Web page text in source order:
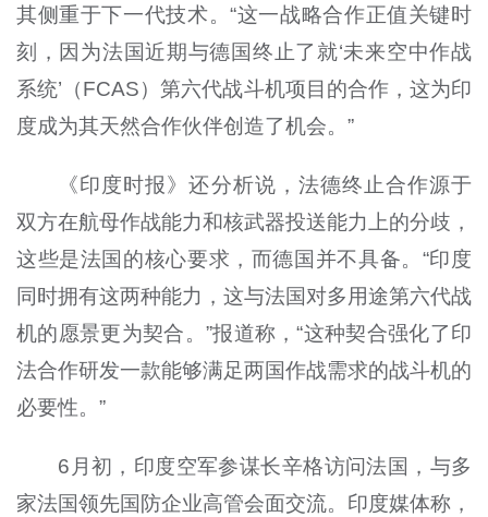
其侧重于下一代技术。“这一战略合作正值关键时
刻，因为法国近期与德国终止了就‘未来空中作战
系统’（FCAS）第六代战斗机项目的合作，这为印
度成为其天然合作伙伴创造了机会。”
《印度时报》还分析说，法德终止合作源于
双方在航母作战能力和核武器投送能力上的分歧，
这些是法国的核心要求，而德国并不具备。“印度
同时拥有这两种能力，这与法国对多用途第六代战
机的愿景更为契合。”报道称，“这种契合强化了印
法合作研发一款能够满足两国作战需求的战斗机的
必要性。”
6月初，印度空军参谋长辛格访问法国，与多
家法国领先国防企业高管会面交流。印度媒体称，